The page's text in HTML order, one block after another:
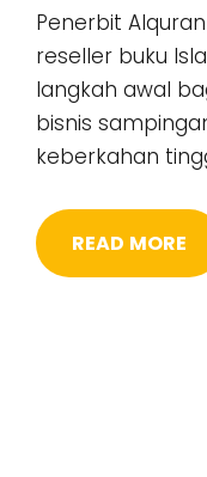
Penerbit
reseller buku
langkah awal
bisnis
keberkahan
READ MORE